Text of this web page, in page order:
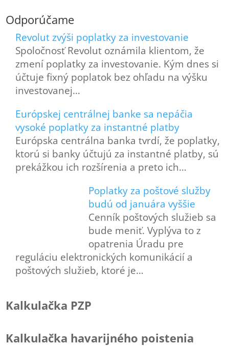
Odporúčame
Revolut zvýši poplatky za investovanie
Spoločnosť Revolut oznámila klientom, že
zmení poplatky za investovanie. Kým dnes si
účtuje fixný poplatok bez ohľadu na výšku
investovanej…
Európskej centrálnej banke sa nepáčia
vysoké poplatky za instantné platby
Európska centrálna banka tvrdí, že poplatky,
ktorú si banky účtujú za instantné platby, sú
prekážkou ich rozšírenia a preto ich…
Poplatky za poštové služby
budú od januára vyššie
Cenník poštových služieb sa
bude meniť. Vyplýva to z
opatrenia Úradu pre
reguláciu elektronických komunikácií a
poštových služieb, ktoré je…
Kalkulačka PZP
Kalkulačka havarijného poistenia